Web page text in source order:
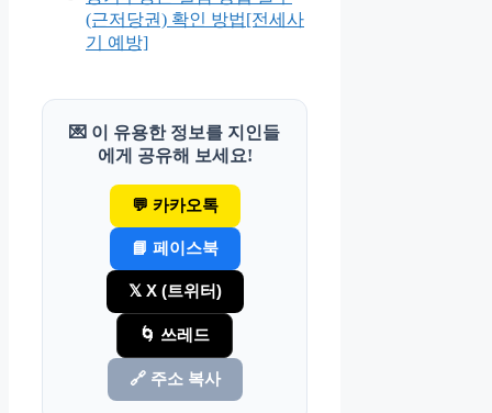
(근저당권) 확인 방법[전세사
기 예방]
💌 이 유용한 정보를 지인들
에게 공유해 보세요!
💬 카카오톡
📘 페이스북
𝕏 X (트위터)
🌀 쓰레드
🔗 주소 복사